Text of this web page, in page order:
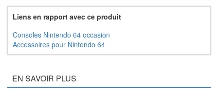
Liens en rapport avec ce produit
Consoles Nintendo 64 occasion
Accessoires pour Nintendo 64
EN SAVOIR PLUS